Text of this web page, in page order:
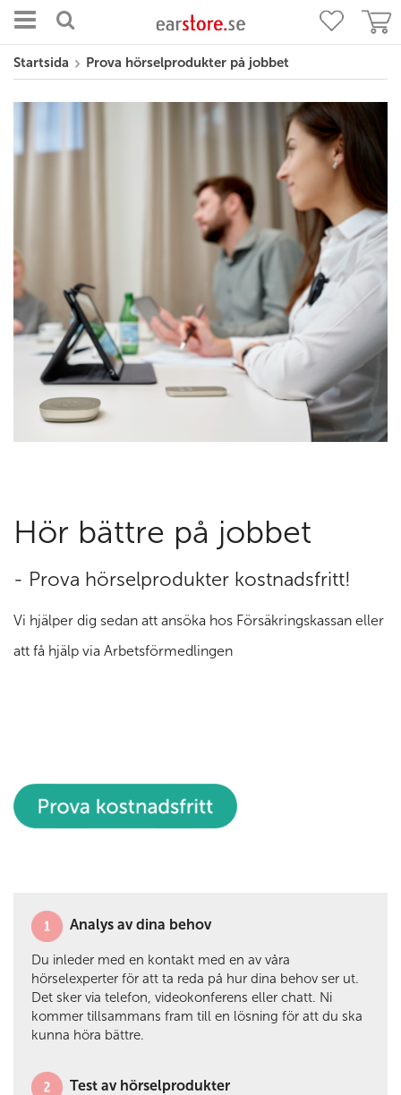
Startsida Prova hörselprodukter på jobbet
Hör bättre på jobbet
- Prova hörselprodukter kostnadsfritt!
Vi hjälper dig sedan att ansöka hos Försäkringskassan eller
att få hjälp via Arbetsförmedlingen
Analys av dina behov
Du inleder med en kontakt med en av våra
hörselexperter för att ta reda på hur dina behov ser ut.
Det sker via telefon, videokonferens eller chatt. Ni
kommer tillsammans fram till en lösning för att du ska
kunna höra bättre.
Test av hörselprodukter